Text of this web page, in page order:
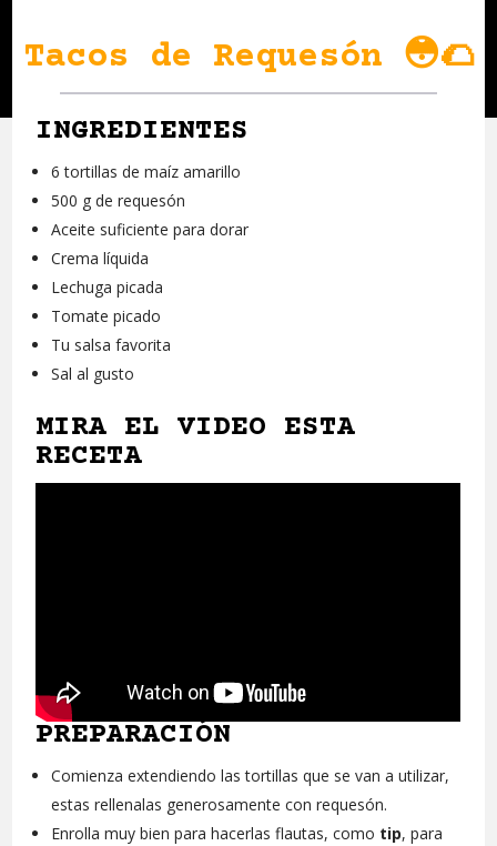
Tacos de Requesón 😳🌮
INGREDIENTES
6 tortillas de maíz amarillo
500 g de requesón
Aceite suficiente para dorar
Crema líquida
Lechuga picada
Tomate picado
Tu salsa favorita
Sal al gusto
MIRA EL VIDEO ESTA
RECETA
PREPARACIÓN
Comienza extendiendo las tortillas que se van a utilizar,
estas rellenalas generosamente con requesón.
Enrolla muy bien para hacerlas flautas, como tip, para